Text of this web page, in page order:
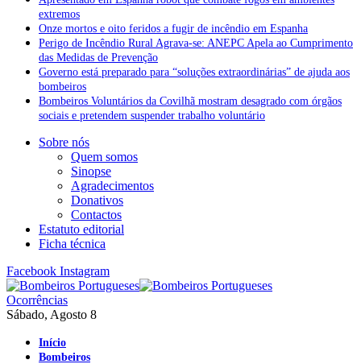
extremos
Onze mortos e oito feridos a fugir de incêndio em Espanha
Perigo de Incêndio Rural Agrava-se: ANEPC Apela ao Cumprimento
das Medidas de Prevenção
Governo está preparado para “soluções extraordinárias” de ajuda aos
bombeiros
Bombeiros Voluntários da Covilhã mostram desagrado com órgãos
sociais e pretendem suspender trabalho voluntário
Sobre nós
Quem somos
Sinopse
Agradecimentos
Donativos
Contactos
Estatuto editorial
Ficha técnica
Facebook Instagram
Ocorrências
Sábado, Agosto 8
Início
Bombeiros